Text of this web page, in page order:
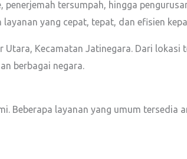
tersumpah, hingga
yang cepat, tepat, dan efisien
Kecamatan Jatinegara. Dari lokasi
berbagai negara.
Beberapa layanan yang umum tersedia